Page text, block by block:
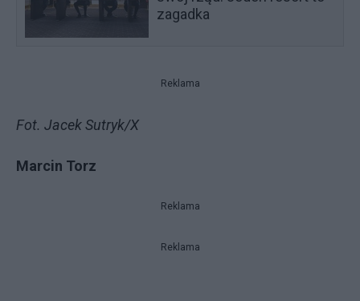
zagadka
Reklama
Fot. Jacek Sutryk/X
Marcin Torz
Reklama
Reklama